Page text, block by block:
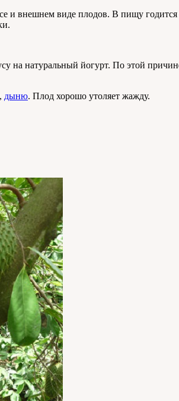
и внешнем виде плодов. В пищу
натуральный йогурт. По этой
, дыню. Плод хорошо утоляет жажду.